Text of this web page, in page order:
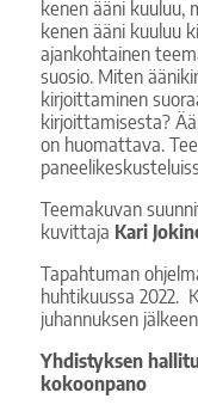
kenen ääni kuuluu,
kenen ääni kuuluu
ajankohtainen
suosio. Miten
kirjoittaminen
kirjoittamisesta?
on huomattava.
Teemakuvan
kuvittaja Kari
Tapahtuman
huhtikuussa 2022.
juhannuksen
Yhdistyksen
kokoonpano